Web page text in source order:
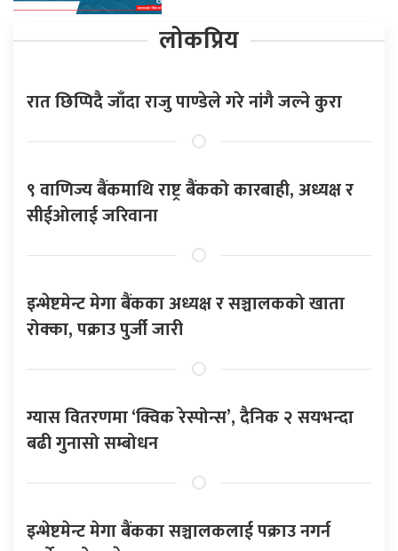
लोकप्रिय
रात छिप्पिदै जाँदा राजु पाण्डेले गरे नांगै जल्ने कुरा
९ वाणिज्य बैंकमाथि राष्ट्र बैंकको कारबाही, अध्यक्ष र
सीईओलाई जरिवाना
इन्भेष्टमेन्ट मेगा बैंकका अध्यक्ष र सञ्चालकको खाता
रोक्का, पक्राउ पुर्जी जारी
ग्यास वितरणमा ‘क्विक रेस्पोन्स’, दैनिक २ सयभन्दा
बढी गुनासो सम्बोधन
इन्भेष्टमेन्ट मेगा बैंकका सञ्चालकलाई पक्राउ नगर्न